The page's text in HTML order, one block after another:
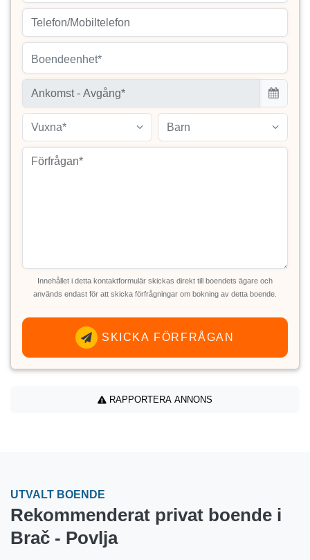
Boendeenhet*
Vuxna* Barn
Innehållet i detta kontaktformulär skickas direkt till boendets ägare och
används endast för att skicka förfrågningar om bokning av detta boende.
SKICKA FÖRFRÅGAN
RAPPORTERA ANNONS
UTVALT BOENDE
Rekommenderat privat boende i
Brač - Povlja